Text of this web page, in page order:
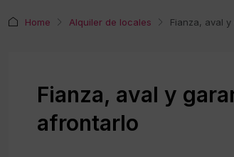
Home Alquiler de locales Fianza, aval
Fianza, aval y
afrontarlo